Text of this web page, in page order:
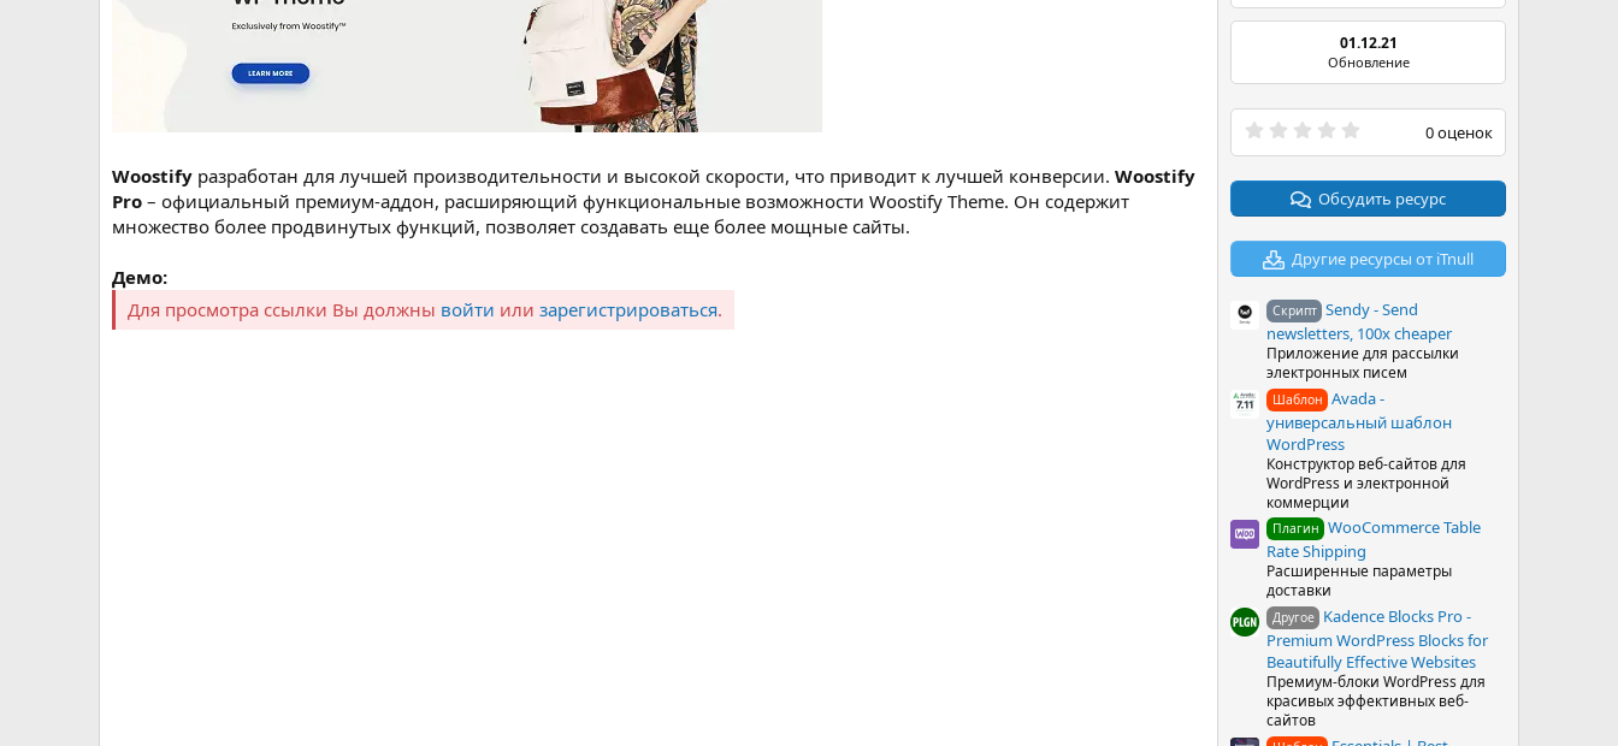
Woostify разработан для лучшей производительности и высокой скорости, что приводит к лучшей конверсии. Woostify
Pro – официальный премиум-аддон, расширяющий функциональные возможности Woostify Theme. Он содержит
множество более продвинутых функций, позволяет создавать еще более мощные сайты.
Демо:
Для просмотра ссылки Вы должны войти или зарегистрироваться.
01.12.21
Обновление
0
0
з
в
з
д
0 оценок
Обсудить ресурс
Другие ресурсы от iTnull
Скрипт Sendy - Send
newsletters, 100x cheaper
Приложение для рассылки
электронных писем
Шаблон Avada -
универсальный шаблон
WordPress
Конструктор веб-сайтов для
WordPress и электронной
коммерции
Плагин WooCommerce Table
Rate Shipping
Расширенные параметры
доставки
Другое Kadence Blocks Pro -
Premium WordPress Blocks for
Beautifully Effective Websites
Премиум-блоки WordPress для
красивых эффективных веб-
сайтов